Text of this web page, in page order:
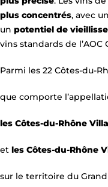
plus concentrés, avec
un potentiel de
vins standards de l’AOC
Parmi les 22 Côtes-du-
que comporte
les Côtes-du-Rhône
et les Côtes-du-Rhône
sur le territoire du